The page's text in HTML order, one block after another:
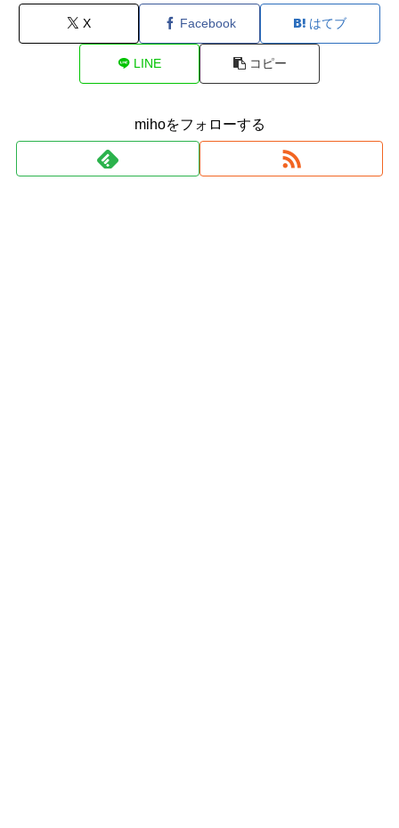
X Facebook はてブ
LINE コピー
mihoをフォローする